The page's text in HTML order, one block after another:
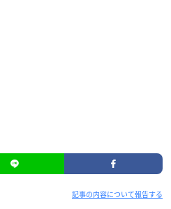
記事の内容について報告する